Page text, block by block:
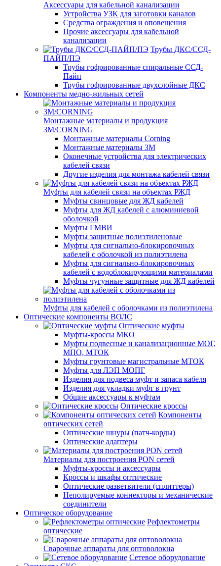
Аксессуары для кабельной канализации
Устройства УЗК для заготовки каналов
Средства ограждения и оповещения
Прочие аксессуары для кабельной
канализации
Трубы ДКС/ССД-
ПАЙП/ПЭ
Трубы гофрированные спиральные ССД-
Пайп
Трубы гофрированные двухслойные ДКС
Компоненты медно-жильных сетей
Монтажные материалы и продукция
3M/CORNING
Монтажные материалы Corning
Монтажные материалы 3M
Оконечные устройства для электрических
кабелей связи
Другие изделия для монтажа кабелей связи
Муфты для кабелей связи на объектах РЖД
Муфты свинцовые для ЖД кабелей
Муфты для ЖД кабелей с алюминиевой
оболочкой
Муфты ГМВИ
Муфты защитные полиэтиленовые
Муфты для сигнально-блокировочных
кабелей с оболочкой из полиэтилена
Муфты для сигнально-блокировочных
кабелей с водоблокирующими материалами
Муфты чугунные защитные для ЖД кабелей
Муфты для кабелей с оболочками из полиэтилена
Оптические компоненты ВОЛС
Оптические муфты
Муфты-кроссы МКО
Муфты подвесные и канализационные МОГ,
МПО, МТОК
Муфты грунтовые магистральные МТОК
Муфты для ЛЭП МОПГ
Изделия для подвеса муфт и запаса кабеля
Изделия для укладки муфт в грунт
Общие аксессуары к муфтам
Оптические кроссы
Компоненты
оптических сетей
Оптические шнуры (патч-корды)
Оптические адаптеры
Материалы для построения PON сетей
Муфты-кроссы и аксессуары
Кроссы и шкафы оптические
Оптические разветвители (сплиттеры)
Неполируемые коннекторы и механические
соединители
Оптическое оборудование
Рефлектометры
оптические
Сварочные аппараты для оптоволокна
Сетевое оборудование